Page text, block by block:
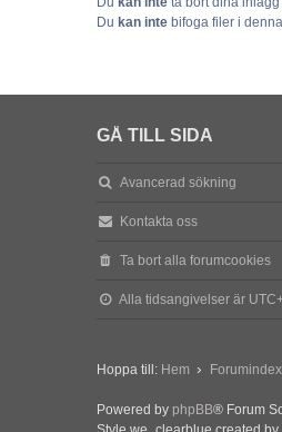
Du kan inte bifoga filer i
GÅ TILL SIDA
Avancerad sökning
Kontakta oss
Ta bort alla forumcookies
Alla tidsangivelser är
Hoppa till: Hem Forumindex
Powered by phpBB® Forum